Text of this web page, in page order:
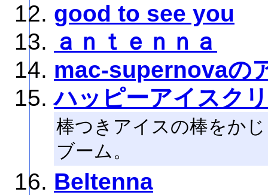
good to see you
ａｎｔｅｎｎａ
mac-supernovaの
ハッピーアイスク
棒つきアイスの棒をか
ブーム。
Beltenna